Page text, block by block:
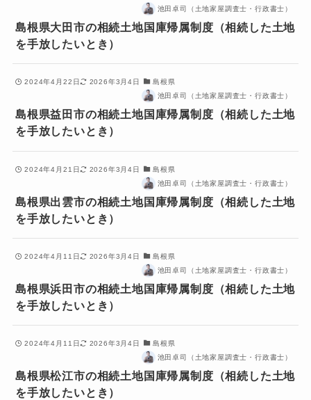
池田卓司（土地家屋調査士・行政書士）
島根県大田市の相続土地国庫帰属制度（相続した土地
を手放したいとき）
2024年4月22日 2026年3月4日
島根県
池田卓司（土地家屋調査士・行政書士）
島根県益田市の相続土地国庫帰属制度（相続した土地
を手放したいとき）
2024年4月21日 2026年3月4日
島根県
池田卓司（土地家屋調査士・行政書士）
島根県出雲市の相続土地国庫帰属制度（相続した土地
を手放したいとき）
2024年4月11日 2026年3月4日
島根県
池田卓司（土地家屋調査士・行政書士）
島根県浜田市の相続土地国庫帰属制度（相続した土地
を手放したいとき）
2024年4月11日 2026年3月4日
島根県
池田卓司（土地家屋調査士・行政書士）
島根県松江市の相続土地国庫帰属制度（相続した土地
を手放したいとき）